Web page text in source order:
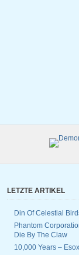
LETZTE ARTIKEL
Din Of Celestial
Phantom
Die By The Claw
10,000 Years –